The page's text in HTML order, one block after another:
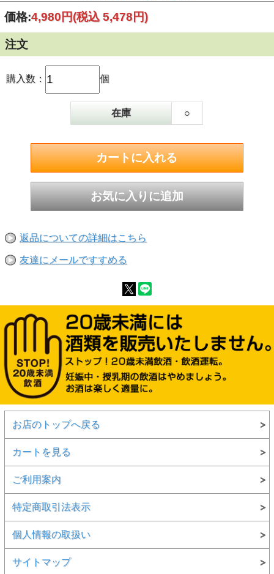
商品番号：3010778
日本人の季節を愛でる文化の「花見」をテーマに
EDITION」が登場です。ROKU〈六〉の特長であ
る和素材由来の繊細なバランスを保ちながら、桜
の華やかな香りと甘く豊かな味わいを感じられる
う桜を華やかに表現し、軽やかで心躍る春を演出
しました。儚くも美しい桜を愛でる日本の春・花
見を楽しむように、春ならではの特別な味わいを
お愉しみください。
BOTANICALS ボタニカル
日本の自然が育んだ、六種の和素材
桜花、桜葉、煎茶、玉露、山椒、柚子。
日本を代表するクラフトジンを目指したROKUに
は、豊かな日本の四季が育んだ六種のジャパニー
ズ・ボタニカルを選びました。 自然の恵みをもら
さず頂くため、それぞれを旬の時期に収穫し、蒸
溜。 四季の実りが折り重なるようにして、ROKU
の香味を生みだしています。
ベースとなるトラディショナルな8種のボタニカル
ジュニパーベリー、コリアンダーシード、アンジ
ェリカルート、アンジェリカシード、カルダモン
シード、シナモン、ビターオレンジピール、レモ
ンピール
テイスティングノート
香り：日本の柑橘と桜の花が織りなす、明るく心
地よい香り。柔らかなフローラルノートが、日本
価格:4,980円(税込 5,478円)
注文
購入数： 個
在庫 ○
返品についての詳細はこちら
友達にメールですすめる
お店のトップへ戻る
カートを見る
ご利用案内
特定商取引法表示
個人情報の取扱い
サイトマップ